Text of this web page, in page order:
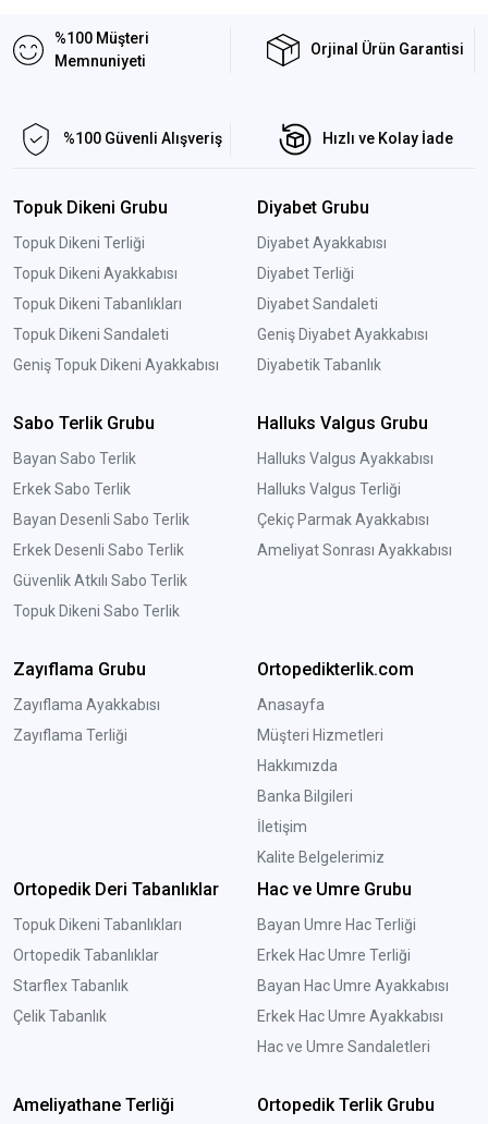
%100 Müşteri
Memnuniyeti
Orjinal Ürün Garantisi
%100 Güvenli Alışveriş Hızlı ve Kolay İade
Topuk Dikeni Grubu
Topuk Dikeni Terliği
Topuk Dikeni Ayakkabısı
Topuk Dikeni Tabanlıkları
Topuk Dikeni Sandaleti
Geniş Topuk Dikeni Ayakkabısı
Diyabet Grubu
Diyabet Ayakkabısı
Diyabet Terliği
Diyabet Sandaleti
Geniş Diyabet Ayakkabısı
Diyabetik Tabanlık
Sabo Terlik Grubu
Bayan Sabo Terlik
Erkek Sabo Terlik
Bayan Desenli Sabo Terlik
Erkek Desenli Sabo Terlik
Güvenlik Atkılı Sabo Terlik
Topuk Dikeni Sabo Terlik
Halluks Valgus Grubu
Halluks Valgus Ayakkabısı
Halluks Valgus Terliği
Çekiç Parmak Ayakkabısı
Ameliyat Sonrası Ayakkabısı
Zayıflama Grubu
Zayıflama Ayakkabısı
Zayıflama Terliği
Ortopedikterlik.com
Anasayfa
Müşteri Hizmetleri
Hakkımızda
Banka Bilgileri
İletişim
Kalite Belgelerimiz
Ortopedik Deri Tabanlıklar
Topuk Dikeni Tabanlıkları
Ortopedik Tabanlıklar
Starflex Tabanlık
Çelik Tabanlık
Hac ve Umre Grubu
Bayan Umre Hac Terliği
Erkek Hac Umre Terliği
Bayan Hac Umre Ayakkabısı
Erkek Hac Umre Ayakkabısı
Hac ve Umre Sandaletleri
Ameliyathane Terliği Ortopedik Terlik Grubu